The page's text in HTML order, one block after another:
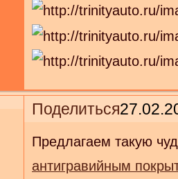
Поделиться
Предлагаем такую
антигравийным